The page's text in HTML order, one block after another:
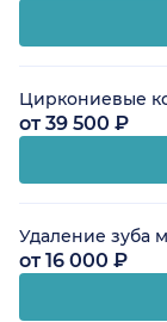
Циркониевые
от 39 500 ₽
Удаление зуба
от 16 000 ₽